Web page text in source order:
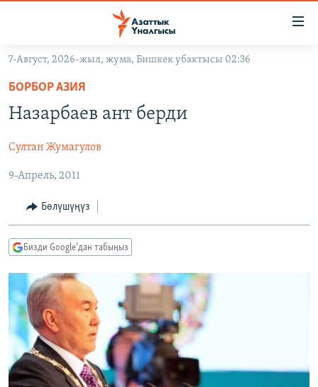
Навигацияга
өтүңүз
Издөөгө
салыңыз
КЫРГЫЗСТАН
КЫРГЫЗСТАН
САЯСАТ
ЭКОНОМИКА
МАДАНИЯТ
ДҮЙНӨ
ДҮЙНӨ
БОРБОР АЗИЯ
УКРАИНА
АТАЙЫН ИЛИКТӨӨ
ТВ ПРОГРАММАЛАР
БҮГҮН АЗАТТЫКТА
ЭКСПЕРТТЕР ТАЛДАЙТ
БИЗ ЖАНА ДҮЙНӨ
ДАНИСТЕ
ЭЖЕ-СИҢДИЛЕР
АЗАТТЫК+
ЫҢГАЙСЫЗ СУРООЛОР
ПОДКАСТ
ӨЗГӨЧӨ ПИКИР
Русский
ОНЛАЙН ШЕРИНЕ
7-Август, 2026-жыл, жума, Бишкек убактысы 02:36
БОРБОР АЗИЯ
Назарбаев ант берди
Султан Жумагулов
9-Апрель, 2011
Бөлүшүңүз
Бизди Google'дан табыңыз